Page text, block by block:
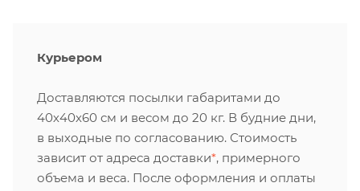
Курьером
Доставляются посылки габаритами до
40х40х60 см и весом до 20 кг. В будние дни,
в выходные по согласованию. Стоимость
зависит от адреса доставки*, примерного
объема и веса. После оформления и оплаты